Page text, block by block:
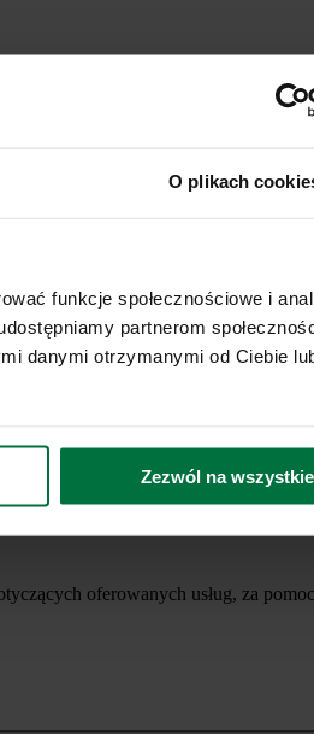
O plikach
funkcje społecznościowe i
partnerom
danymi otrzymanymi od Ciebie
Zezwól na wszystkie
oferowanych usług, za